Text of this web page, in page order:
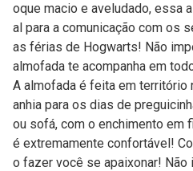
oque macio e aveludado, essa
al para a comunicação com os
as férias de Hogwarts! Não
almofada te acompanha em
A almofada é feita em território
anhia para os dias de
ou sofá, com o enchimento em
é extremamente confortável!
o fazer você se apaixonar! Não